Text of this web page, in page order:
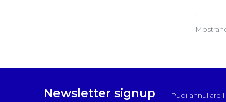
Newsletter signup
Puoi annullare